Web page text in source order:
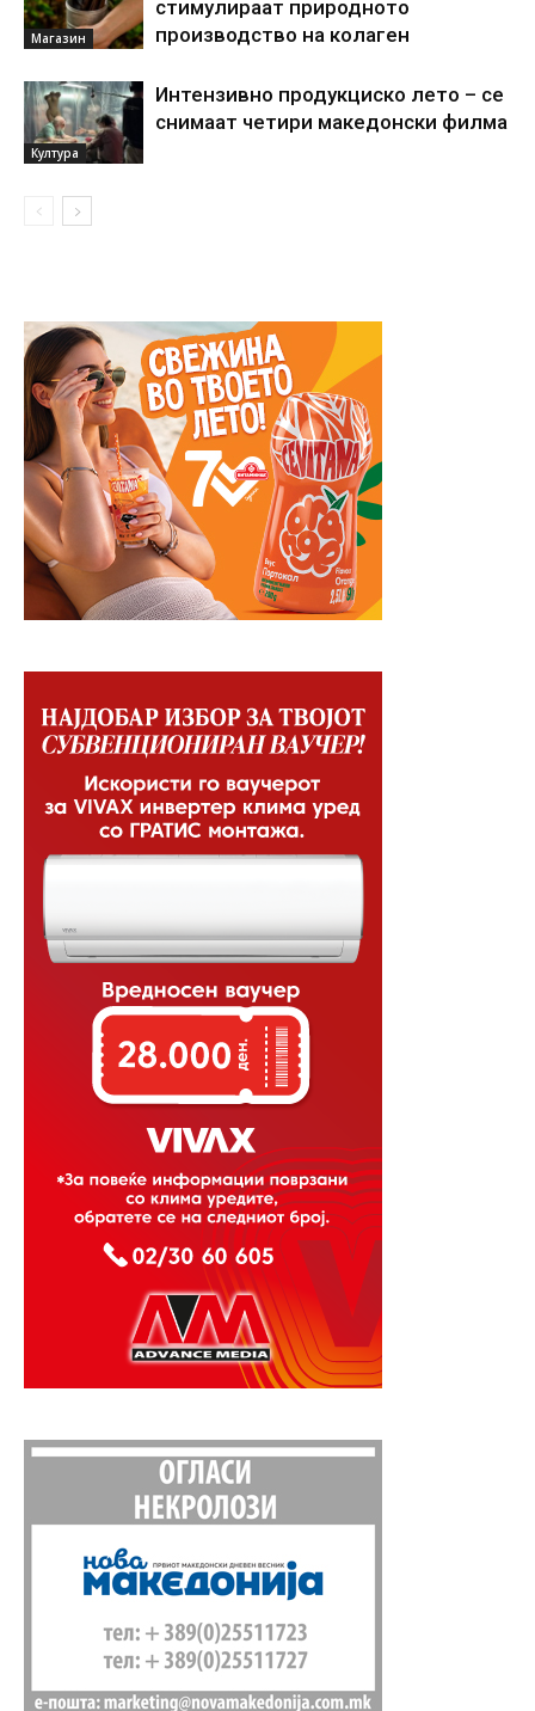
Магазин
стимулираат природното
производство на колаген
Култура
Интензивно продукциско лето – се
снимаат четири македонски филма